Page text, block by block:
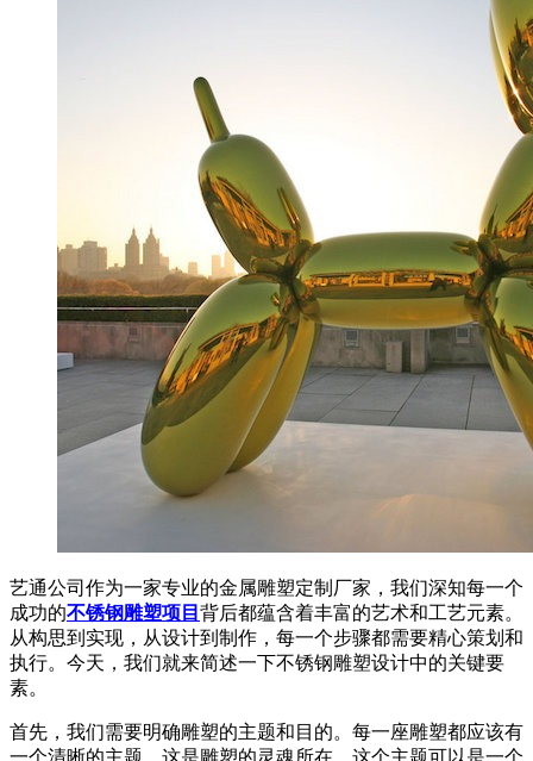
艺通公司作为一家专业的金属雕塑定制厂家，我们深知每一个
成功的不锈钢雕塑项目 背后都蕴含着丰富的艺术和工艺元素。
从构思到实现，从设计到制作，每一个步骤都需要精心策划和
执行。今天，我们就来简述一下不锈钢雕塑设计中的关键要
素。
首先，我们需要明确雕塑的主题和目的。每一座雕塑都应该有
一个清晰的主题，这是雕塑的灵魂所在。这个主题可以是一个